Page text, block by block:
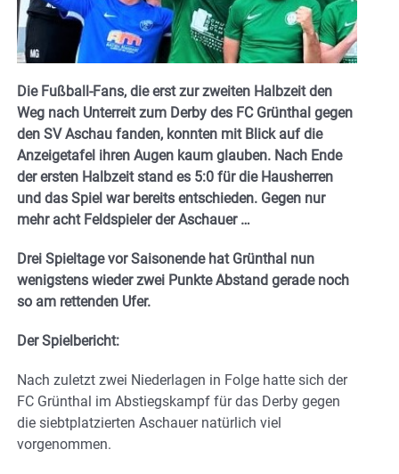
Die Fußball-Fans, die erst zur zweiten Halbzeit den
Weg nach Unterreit zum Derby des FC Grünthal gegen
den SV Aschau fanden, konnten mit Blick auf die
Anzeigetafel ihren Augen kaum glauben. Nach Ende
der ersten Halbzeit stand es 5:0 für die Hausherren
und das Spiel war bereits entschieden. Gegen nur
mehr acht Feldspieler der Aschauer …
Drei Spieltage vor Saisonende hat Grünthal nun
wenigstens wieder zwei Punkte Abstand gerade noch
so am rettenden Ufer.
Der Spielbericht:
Nach zuletzt zwei Niederlagen in Folge hatte sich der
FC Grünthal im Abstiegskampf für das Derby gegen
die siebtplatzierten Aschauer natürlich viel
vorgenommen.